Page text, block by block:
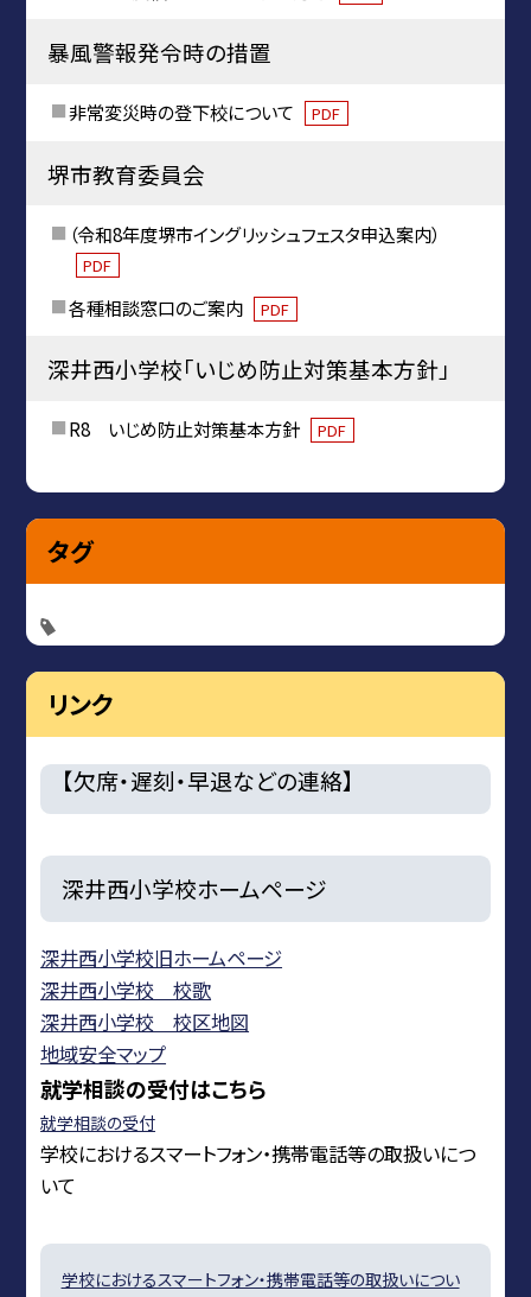
暴風警報発令時の措置
非常変災時の登下校について PDF
堺市教育委員会
（令和8年度堺市イングリッシュフェスタ申込案内）
PDF
各種相談窓口のご案内 PDF
深井西小学校「いじめ防止対策基本方針」
R8 いじめ防止対策基本方針 PDF
タグ
リンク
【欠席・遅刻・早退などの連絡】
深井西小学校ホームページ
深井西小学校旧ホームページ
深井西小学校 校歌
深井西小学校 校区地図
地域安全マップ
就学相談の受付はこちら
就学相談の受付
学校におけるスマートフォン・携帯電話等の取扱いにつ
いて
学校におけるスマートフォン・携帯電話等の取扱いについ